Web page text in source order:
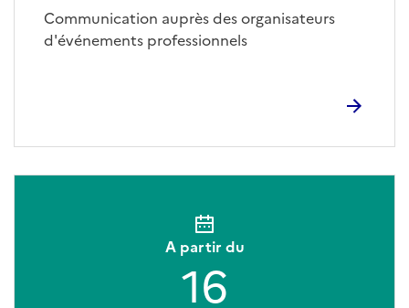
Communication auprès des organisateurs
d'événements professionnels
A partir du
16